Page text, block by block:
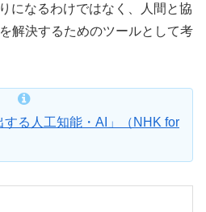
になるわけではなく、人間と協
解決するためのツールとして考
する人工知能・AI」（NHK for